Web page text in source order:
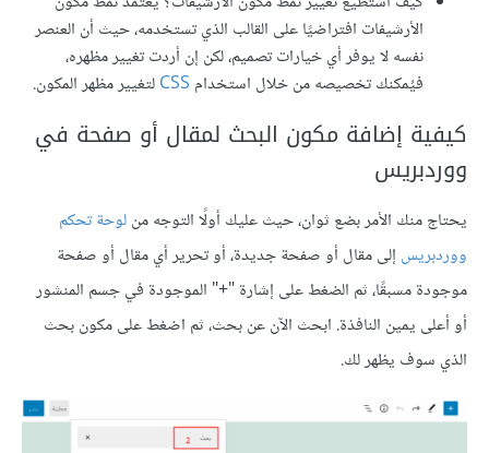
الأرشيفات افتراضيًا على القالب الذي تستخدمه، حيث أن العنصر
نفسه لا يوفر أي خيارات تصميم، لكن إن أردت تغيير مظهره،
فيُمكنك تخصيصه من خلال استخدام CSSلتغيير مظهر المكون.
كيفية إضافة مكون البحث لمقال أو صفحة في
ووردبريس
يحتاج منك الأمر بضع ثوان، حيث عليك أولًا التوجه منلوحة تحكم
ووردبريس إلى مقال أو صفحة جديدة، أو تحرير أي مقال أو صفحة
موجودة مسبقًا، ثم الضغط على إشارة "+" الموجودة في جسم المنشور
أو أعلى يمين النافذة. ابحث الآن عن بحث، ثم اضغط على مكون بحث
الذي سوف يظهر لك.